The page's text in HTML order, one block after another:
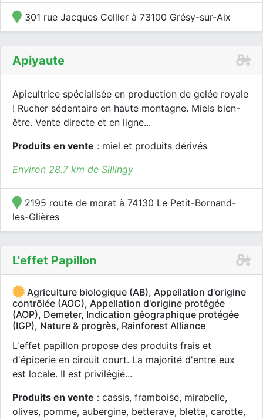
301 rue Jacques Cellier à 73100 Grésy-sur-Aix
Apiyaute
Apicultrice spécialisée en production de gelée royale
! Rucher sédentaire en haute montagne. Miels bien-
être. Vente directe et en ligne...
Produits en vente : miel et produits dérivés
Environ 28.7 km de Sillingy
2195 route de morat à 74130 Le Petit-Bornand-
les-Glières
L'effet Papillon
Agriculture biologique (AB), Appellation d'origine
contrôlée (AOC), Appellation d'origine protégée
(AOP), Demeter, Indication géographique protégée
(IGP), Nature & progrès, Rainforest Alliance
L'effet papillon propose des produits frais et
d'épicerie en circuit court. La majorité d'entre eux
est locale. Il est privilégié...
Produits en vente : cassis, framboise, mirabelle,
olives, pomme, aubergine, betterave, blette, carotte,